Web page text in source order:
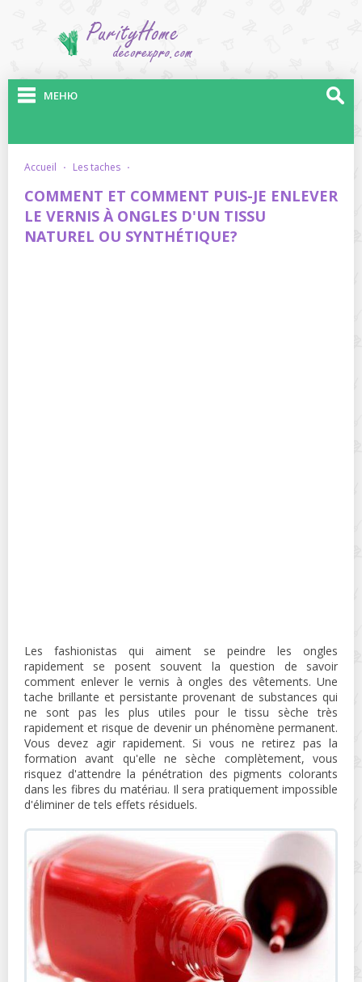
МЕНЮ
accueil · les taches ·
COMMENT ET COMMENT PUIS-JE ENLEVER
LE VERNIS À ONGLES D'UN TISSU
NATUREL OU SYNTHÉTIQUE?
Les fashionistas qui aiment se peindre les ongles
rapidement se posent souvent la question de savoir
comment enlever le vernis à ongles des vêtements. Une
tache brillante et persistante provenant de substances qui
ne sont pas les plus utiles pour le tissu sèche très
rapidement et risque de devenir un phénomène permanent.
Vous devez agir rapidement. Si vous ne retirez pas la
formation avant qu'elle ne sèche complètement, vous
risquez d'attendre la pénétration des pigments colorants
dans les fibres du matériau. Il sera pratiquement impossible
d'éliminer de tels effets résiduels.